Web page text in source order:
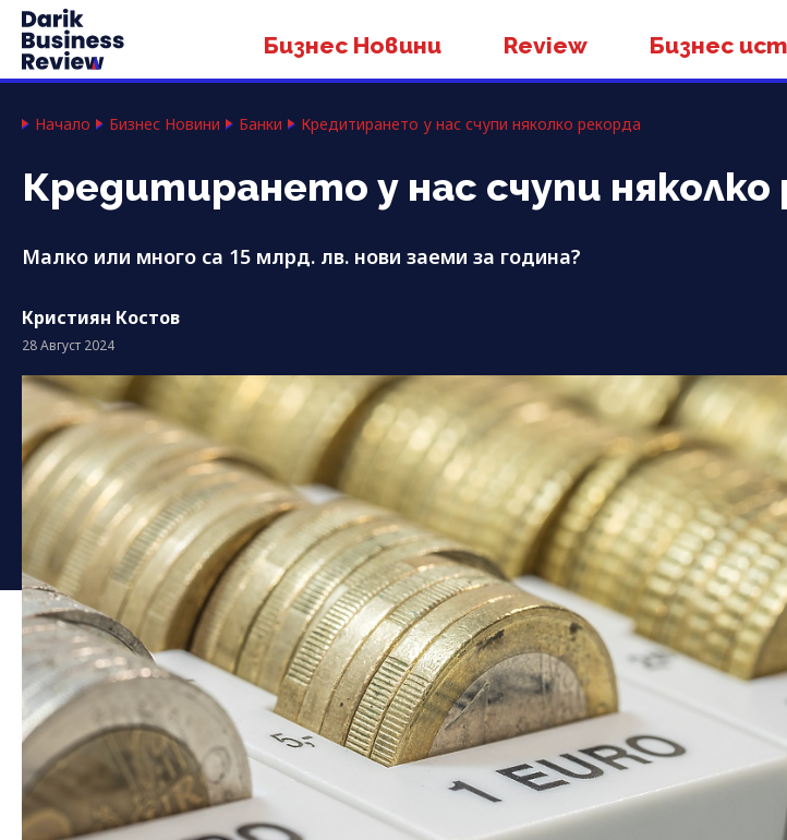
Бизнес Новини Review Бизнес
Начало Бизнес Новини Банки Кредитирането у нас счупи няколко рекорда
Кредитирането у нас счупи няколко
Малко или много са 15 млрд. лв. нови заеми за година?
Кристиян Костов
28 Август 2024